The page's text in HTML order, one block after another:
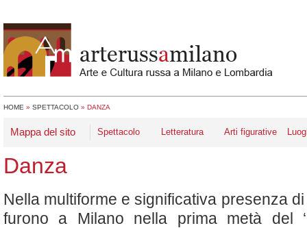
HOME » SPETTACOLO » DANZA
Mappa del sito Spettacolo Letteratura Arti figurative
Danza
Nella multiforme e significativa presenza
furono a Milano nella prima metà del